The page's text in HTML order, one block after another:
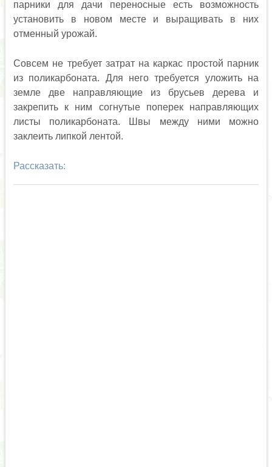
парники для дачи переносные есть возможность
установить в новом месте и выращивать в них
отменный урожай.
Совсем не требует затрат на каркас простой парник
из поликарбоната. Для него требуется уложить на
земле две направляющие из брусьев дерева и
закрепить к ним согнутые поперек направляющих
листы поликарбоната. Швы между ними можно
заклеить липкой лентой.
Рассказать: